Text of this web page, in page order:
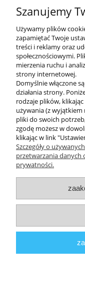
EAN
Wymiary opakowania (cm)
// ul.
Szanujemy
Używamy plików
zapamiętać Twoje
treści i reklamy oraz
społecznościowymi.
mierzenia ruchu i
strony internetowej.
Domyślnie włączone
działania strony.
rodzaje plików,
używania (z
pliki do swoich
zgodę możesz w
klikając w link
Szczegóły o
przetwarzania danych
prywatności.